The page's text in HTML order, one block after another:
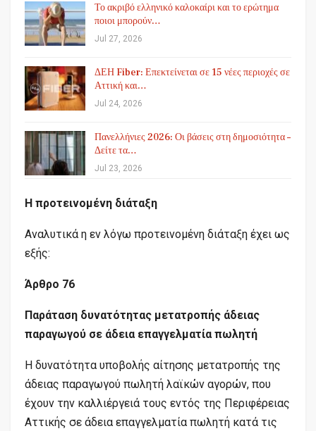
Το ακριβό ελληνικό καλοκαίρι και το ερώτημα
ποιοι μπορούν…
Jul 27, 2026
ΔΕΗ Fiber: Επεκτείνεται σε 15 νέες περιοχές σε
Αττική και…
Jul 24, 2026
Πανελλήνιες 2026: Οι βάσεις στη δημοσιότητα –
Δείτε τα…
Jul 23, 2026
Η προτεινομένη διάταξη
Αναλυτικά η εν λόγω προτεινομένη διάταξη έχει ως
εξής:
Άρθρο 76
Παράταση δυνατότητας μετατροπής άδειας
παραγωγού σε άδεια επαγγελματία πωλητή
Η δυνατότητα υποβολής αίτησης μετατροπής της
άδειας παραγωγού πωλητή λαϊκών αγορών, που
έχουν την καλλιέργειά τους εντός της Περιφέρειας
Αττικής σε άδεια επαγγελματία πωλητή κατά τις